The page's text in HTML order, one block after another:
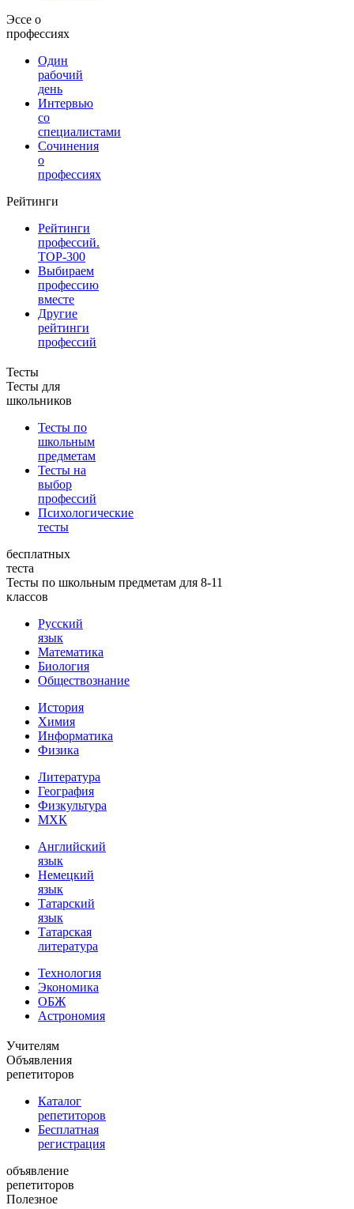
Эссе о
профессиях
Один
рабочий
день
Интервью
со
специалистами
Сочинения
о
профессиях
Рейтинги
Рейтинги
профессий.
TOP-300
Выбираем
профессию
вместе
Другие
рейтинги
профессий
Тесты
Тесты для
школьников
Тесты по
школьным
предметам
Тесты на
выбор
профессий
Психологические
тесты
бесплатных
теста
Тесты по школьным предметам для 8-11
классов
Русский
язык
Математика
Биология
Обществознание
История
Химия
Информатика
Физика
Литература
География
Физкультура
МХК
Английский
язык
Немецкий
язык
Татарский
язык
Татарская
литература
Технология
Экономика
ОБЖ
Астрономия
Учителям
Объявления
репетиторов
Каталог
репетиторов
Бесплатная
регистрация
объявление
репетиторов
Полезное